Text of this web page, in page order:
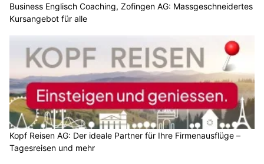
Business Englisch Coaching, Zofingen AG: Massgeschneidertes
Kursangebot für alle
Kopf Reisen AG: Der ideale Partner für Ihre Firmenausflüge –
Tagesreisen und mehr